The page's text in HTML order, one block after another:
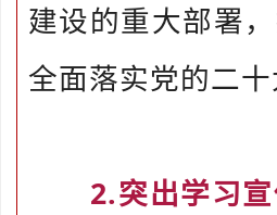
建设的重大部署
全面落实党的二十
2.突出学习